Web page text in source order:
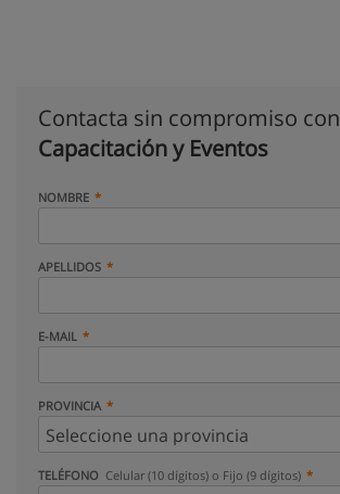
Contacta sin compromiso con
Capacitación y Eventos
NOMBRE
APELLIDOS
E-MAIL
PROVINCIA
TELÉFONO Celular (10 dígitos) o Fijo (9 dígitos)